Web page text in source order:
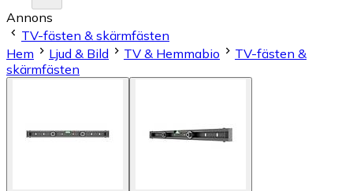
Annons
TV-fästen & skärmfästen
Hem
Ljud & Bild TV & Hemmabio
TV-fästen &
skärmfästen